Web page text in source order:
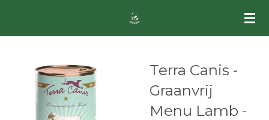
hoofdinhoud
Terra Canis -
Graanvrij
Menu Lamb -